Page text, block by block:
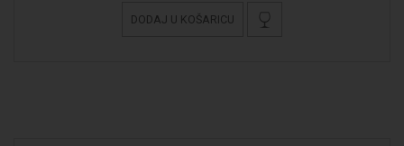
DODAJ U KOŠARICU